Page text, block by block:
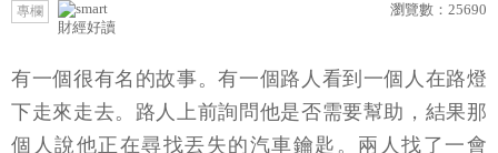
專欄
財經好讀
瀏覽數： 25690
有一個很有名的故事。有一個路人看到一個人在路燈
下走來走去。路人上前詢問他是否需要幫助，結果那
個人說他正在尋找丟失的汽車鑰匙。兩人找了一會